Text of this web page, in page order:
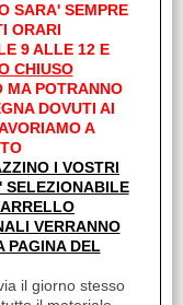
SARA' SEMPRE
ORARI
9 ALLE 12 E
CHIUSO
MA POTRANNO
DOVUTI AI
A
I VOSTRI
SELEZIONABILE
VERRANNO
PAGINA DEL
il giorno stesso